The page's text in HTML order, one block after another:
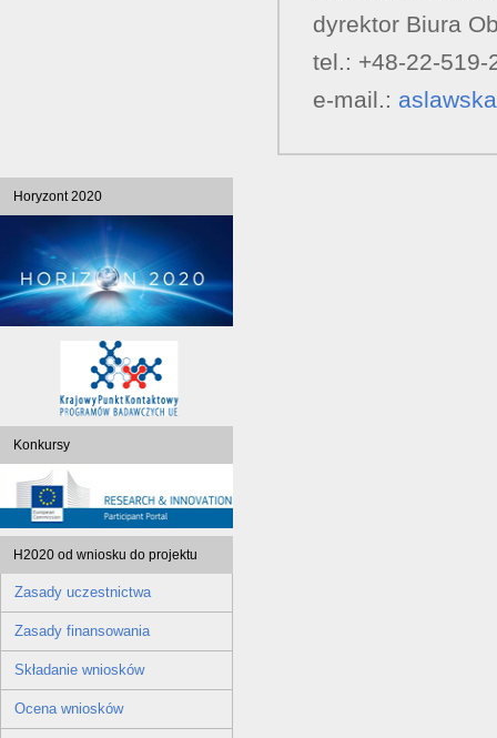
dyrektor Biura
tel.: +48-22-519-
e-mail.:
Horyzont 2020
Konkursy
H2020 od wniosku do projektu
Zasady uczestnictwa
Zasady finansowania
Składanie wniosków
Ocena wniosków